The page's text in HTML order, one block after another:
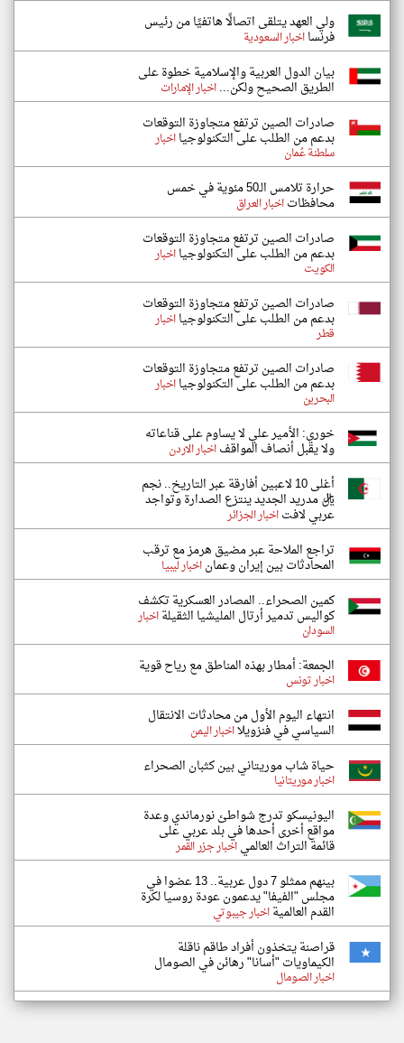
ولي العهد يتلقى اتصالًا هاتفيًا من رئيس
فرنسااخبار السعودية
بيان الدول العربية والإسلامية خطوة على
الطريق الصحيح ولكن...اخبار الإمارات
صادرات الصين ترتفع متجاوزة التوقعات
بدعم من الطلب على التكنولوجيااخبار
سلطنة عُمان
حرارة تلامس الـ50 مئوية في خمس
محافظاتاخبار العراق
صادرات الصين ترتفع متجاوزة التوقعات
بدعم من الطلب على التكنولوجيااخبار
الكويت
صادرات الصين ترتفع متجاوزة التوقعات
بدعم من الطلب على التكنولوجيااخبار
قطر
صادرات الصين ترتفع متجاوزة التوقعات
بدعم من الطلب على التكنولوجيااخبار
البحرين
خوري: الأمير علي لا يساوم على قناعاته
ولا يقبل أنصاف المواقفاخبار الاردن
أغلى 10 لاعبين أفارقة عبر التاريخ.. نجم
ريال مدريد الجديد ينتزع الصدارة وتواجد
عربي لافتاخبار الجزائر
تراجع الملاحة عبر مضيق هرمز مع ترقب
المحادثات بين إيران وعماناخبار ليبيا
كمين الصحراء.. المصادر العسكرية تكشف
كواليس تدمير أرتال المليشيا الثقيلةاخبار
السودان
الجمعة: أمطار بهذه المناطق مع رياح قوية
اخبار تونس
انتهاء اليوم الأول من محادثات الانتقال
السياسي في فنزويلااخبار اليمن
حياة شاب موريتاني بين كثبان الصحراء
اخبار موريتانيا
اليونيسكو تدرج شواطئ نورماندي وعدة
مواقع أخرى أحدها في بلد عربي على
قائمة التراث العالمياخبار جزر القمر
بينهم ممثلو 7 دول عربية.. 13 عضوا في
مجلس "الفيفا" يدعمون عودة روسيا لكرة
القدم العالميةاخبار جيبوتي
قراصنة يتخذون أفراد طاقم ناقلة
الكيماويات "أسانا" رهائن في الصومال
اخبار الصومال